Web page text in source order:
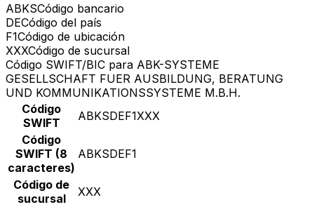
ABKSCódigo bancario
DECódigo del país
F1Código de ubicación
XXXCódigo de sucursal
Código SWIFT/BIC para ABK-SYSTEME
GESELLSCHAFT FUER AUSBILDUNG, BERATUNG
UND KOMMUNIKATIONSSYSTEME M.B.H.
Código
SWIFT
ABKSDEF1XXX
Código
SWIFT (8
caracteres)
ABKSDEF1
Código de
sucursal
XXX